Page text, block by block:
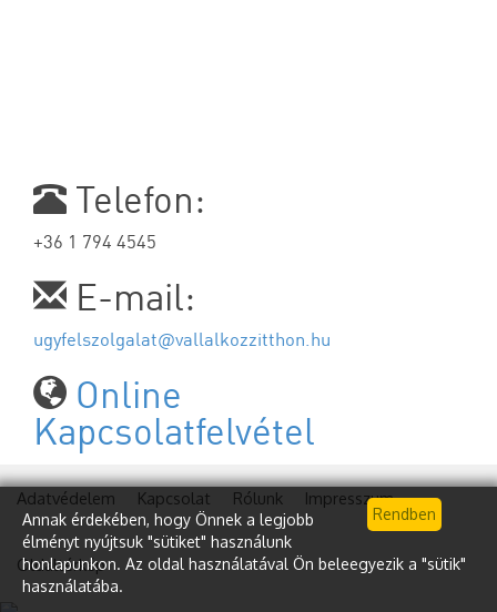
Annak érdekében, hogy Önnek a legjobb
élményt nyújtsuk "sütiket" használunk
honlapunkon. Az oldal használatával Ön beleegyezik a "sütik"
használatába.
Telefon:
+36 1 794 4545
E-mail:
ugyfelszolgalat@vallalkozzitthon.hu
Online
Kapcsolatfelvétel
Adatvédelem Kapcsolat Rólunk Impresszum
Oldaltérkép